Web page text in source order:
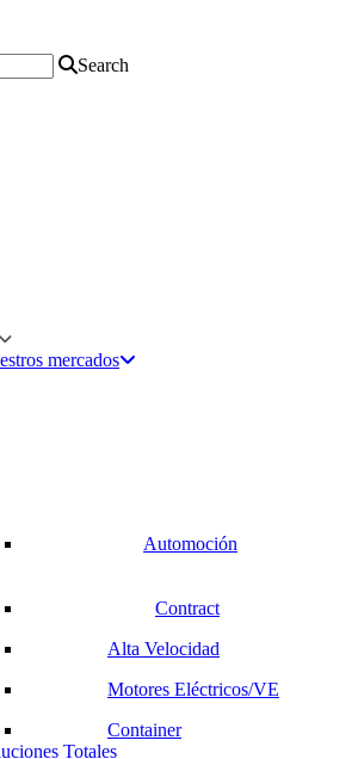
Search
mercados
Automoción
Contract
Alta Velocidad
Motores Eléctricos/VE
Container
Totales